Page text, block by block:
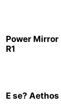
Power
R1
E se?